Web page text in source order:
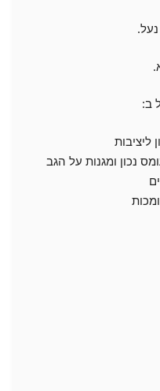
ב:
ליציבות
נכון ומגנות על הגב